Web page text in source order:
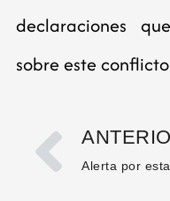
declaraciones
sobre este